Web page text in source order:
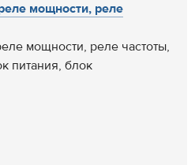
мощности, реле
мощности, реле частоты,
питания, блок